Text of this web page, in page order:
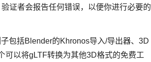
证者会报告任何错误，以便你进行必要的
包括Blender的Khronos导入/导出器、3D
可以将gLTF转换为其他3D格式的免费工